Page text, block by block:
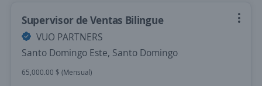
Supervisor de Ventas Bilingue
VUO PARTNERS
Santo Domingo Este, Santo Domingo
65,000.00 $ (Mensual)